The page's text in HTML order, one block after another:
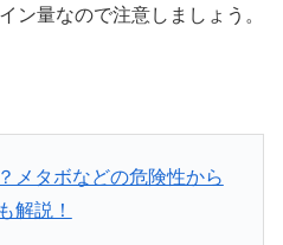
ン量なので注意しましょう。
メタボなどの危険性から
解説！